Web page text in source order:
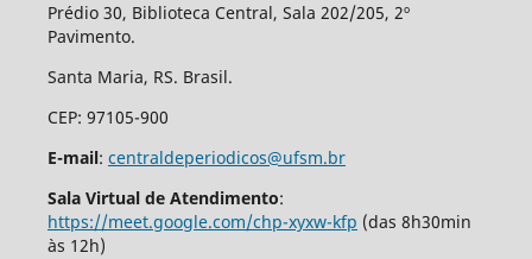
Prédio 30, Biblioteca Central, Sala 202/205, 2º
Pavimento.
Santa Maria, RS. Brasil.
CEP: 97105-900
E-mail: centraldeperiodicos@ufsm.br
Sala Virtual de Atendimento:
https://meet.google.com/chp-xyxw-kfp (das 8h30min
às 12h)